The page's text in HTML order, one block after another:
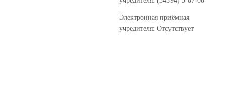
Электронная приёмная
учредителя: Отсутствует